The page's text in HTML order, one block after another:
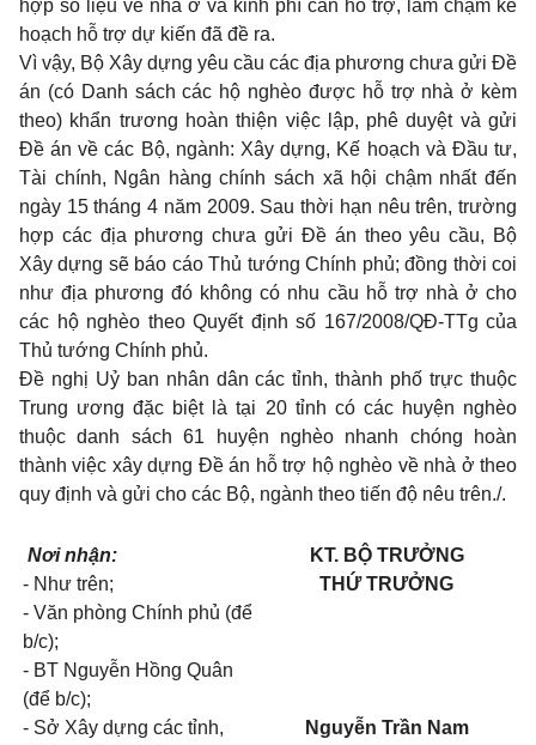
hợp số liệu về nhà ở và kinh phí cần hỗ trợ, làm chậm kế
hoạch hỗ trợ dự kiến đã đề ra.
Vì vậy, Bộ Xây dựng yêu cầu các địa phương chưa gửi Đề
án (có Danh sách các hộ nghèo được hỗ trợ nhà ở kèm
theo) khẩn trương hoàn thiện việc lập, phê duyệt và gửi
Đề án về các Bộ, ngành: Xây dựng, Kế hoạch và Đầu tư,
Tài chính, Ngân hàng chính sách xã hội chậm nhất đến
ngày 15 tháng 4 năm 2009. Sau thời hạn nêu trên, trường
hợp các địa phương chưa gửi Đề án theo yêu cầu, Bộ
Xây dựng sẽ báo cáo Thủ tướng Chính phủ; đồng thời coi
như địa phương đó không có nhu cầu hỗ trợ nhà ở cho
các hộ nghèo theo Quyết định số 167/2008/QĐ-TTg của
Thủ tướng Chính phủ.
Đề nghị Uỷ ban nhân dân các tỉnh, thành phố trực thuộc
Trung ương đặc biệt là tại 20 tỉnh có các huyện nghèo
thuộc danh sách 61 huyện nghèo nhanh chóng hoàn
thành việc xây dựng Đề án hỗ trợ hộ nghèo về nhà ở theo
quy định và gửi cho các Bộ, ngành theo tiến độ nêu trên./.
Nơi nhận:
- Như trên;
- Văn phòng Chính phủ (để
b/c);
- BT Nguyễn Hồng Quân
(để b/c);
- Sở Xây dựng các tỉnh,
KT. BỘ TRƯỞNG
THỨ TRƯỞNG
Nguyễn Trần Nam